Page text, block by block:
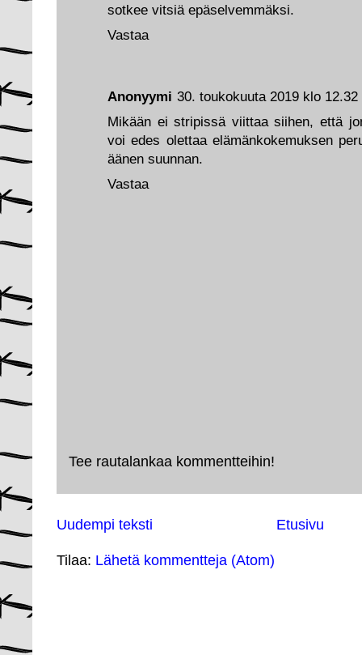
Anonyymi 30. toukokuuta 2019 klo 12.32
Mikään ei stripissä viittaa siihen, että
voi edes olettaa elämänkokemuksen
äänen suunnan.
Vastaa
sotkee vitsiä epäselvemmäksi.
Vastaa
Tee rautalankaa kommentteihin!
Uudempi teksti Etusivu
Tilaa: Lähetä kommentteja (Atom)